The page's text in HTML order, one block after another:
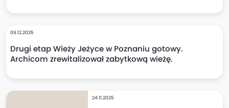
09.12.2025
Drugi etap Wieży Jeżyce w Poznaniu gotowy.
Archicom zrewitalizował zabytkową wieżę.
24.11.2025